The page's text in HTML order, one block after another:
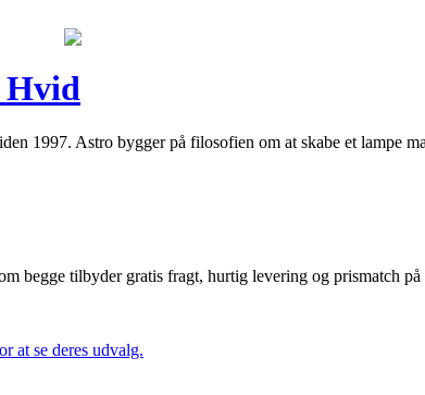
Hvid
1997. Astro bygger på filosofien om at skabe et lampe
begge tilbyder gratis fragt, hurtig levering og prismatch på
at se deres udvalg.